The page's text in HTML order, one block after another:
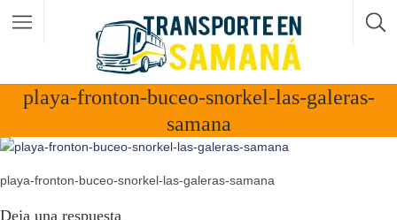
playa-fronton-buceo-snorkel-las-galeras-
samana
playa-fronton-buceo-snorkel-las-galeras-samana
Deja una respuesta